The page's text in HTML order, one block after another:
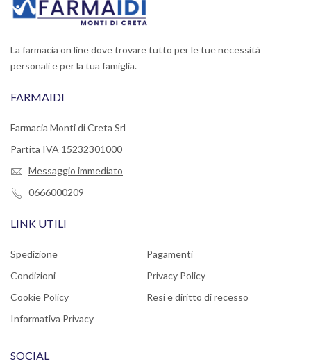
La farmacia on line dove trovare tutto per le tue necessità
personali e per la tua famiglia.
FARMAIDI
Farmacia Monti di Creta Srl
Partita IVA 15232301000
Messaggio immediato
0666000209
LINK UTILI
Spedizione
Pagamenti
Condizioni
Privacy Policy
Cookie Policy
Resi e diritto di recesso
Informativa Privacy
SOCIAL